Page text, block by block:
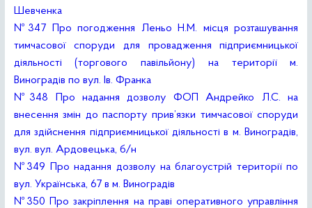
Шевченка
№347 Про погодження Леньо Н.М. місця розташування
тимчасової споруди для провадження підприємницької
діяльності (торгового павільйону) на території м.
Виноградів по вул. Ів. Франка
№348 Про надання дозволу ФОП Андрейко Л.С. на
внесення змін до паспорту прив’язки тимчасової споруди
для здійснення підприємницької діяльності в м. Виноградів,
вул. вул. Ардовецька, б/н
№349 Про надання дозволу на благоустрій території по
вул. Українська, 67 в м. Виноградів
№350 Про закріплення на праві оперативного управління